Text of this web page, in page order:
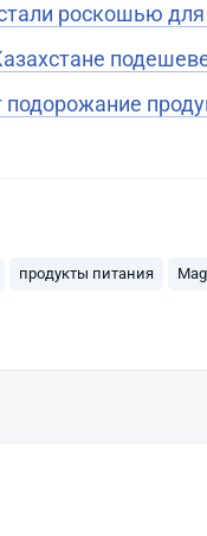
роскошью для
продукты питания